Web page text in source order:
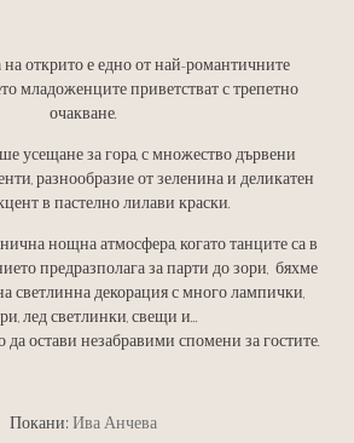
на открито е едно от най-романтичните
младоженците приветстват с трепетно
очакване.
усещане за гора, с множество дървени
разнообразие от зеленина и деликатен
в пастелно лилави краски.
нощна атмосфера, когато танците са в
предразполага за парти до зори, бяхме
светлинна декорация с много лампички,
лед светлинки, свещи и...
да остави незабравими спомени за гостите.
Покани: Ива Анчева